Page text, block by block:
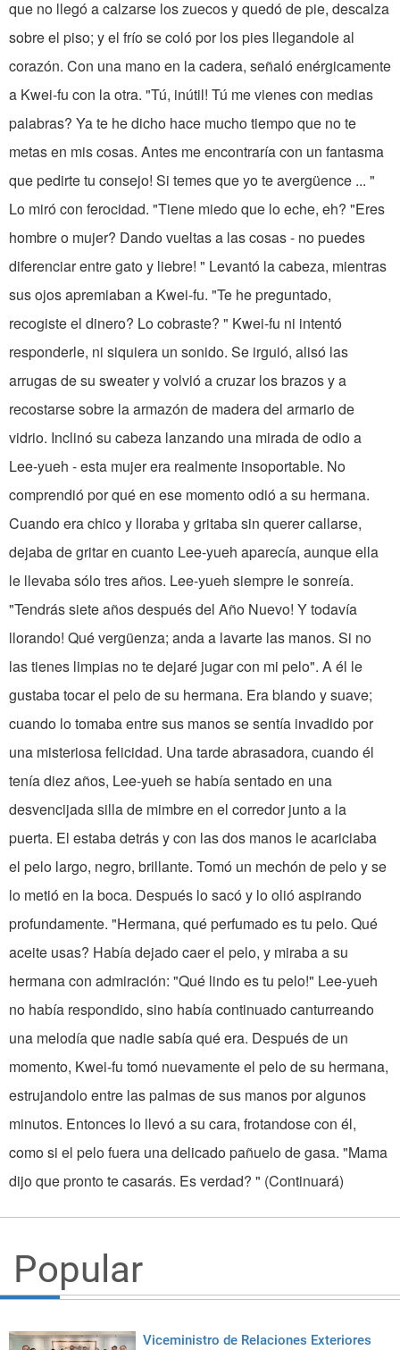
que no llegó a calzarse los zuecos y quedó de pie, descalza
sobre el piso; y el frío se coló por los pies llegandole al
corazón. Con una mano en la cadera, señaló enérgicamente
a Kwei-fu con la otra. "Tú, inútil! Tú me vienes con medias
palabras? Ya te he dicho hace mucho tiempo que no te
metas en mis cosas. Antes me encontraría con un fantasma
que pedirte tu consejo! Si temes que yo te avergüence ... "
Lo miró con ferocidad. "Tiene miedo que lo eche, eh? "Eres
hombre o mujer? Dando vueltas a las cosas - no puedes
diferenciar entre gato y liebre! " Levantó la cabeza, mientras
sus ojos apremiaban a Kwei-fu. "Te he preguntado,
recogiste el dinero? Lo cobraste? " Kwei-fu ni intentó
responderle, ni siquiera un sonido. Se irguió, alisó las
arrugas de su sweater y volvió a cruzar los brazos y a
recostarse sobre la armazón de madera del armario de
vidrio. Inclinó su cabeza lanzando una mirada de odio a
Lee-yueh - esta mujer era realmente insoportable. No
comprendió por qué en ese momento odió a su hermana.
Cuando era chico y lloraba y gritaba sin querer callarse,
dejaba de gritar en cuanto Lee-yueh aparecía, aunque ella
le llevaba sólo tres años. Lee-yueh siempre le sonreía.
"Tendrás siete años después del Año Nuevo! Y todavía
llorando! Qué vergüenza; anda a lavarte las manos. Si no
las tienes limpias no te dejaré jugar con mi pelo". A él le
gustaba tocar el pelo de su hermana. Era blando y suave;
cuando lo tomaba entre sus manos se sentía invadido por
una misteriosa felicidad. Una tarde abrasadora, cuando él
tenía diez años, Lee-yueh se había sentado en una
desvencijada silla de mimbre en el corredor junto a la
puerta. El estaba detrás y con las dos manos le acariciaba
el pelo largo, negro, brillante. Tomó un mechón de pelo y se
lo metió en la boca. Después lo sacó y lo olió aspirando
profundamente. "Hermana, qué perfumado es tu pelo. Qué
aceite usas? Había dejado caer el pelo, y miraba a su
hermana con admiración: "Qué lindo es tu pelo!" Lee-yueh
no había respondido, sino había continuado canturreando
una melodía que nadie sabía qué era. Después de un
momento, Kwei-fu tomó nuevamente el pelo de su hermana,
estrujandolo entre las palmas de sus manos por algunos
minutos. Entonces lo llevó a su cara, frotandose con él,
como si el pelo fuera una delicado pañuelo de gasa. "Mama
dijo que pronto te casarás. Es verdad? " (Continuará)
Popular
Viceministro de Relaciones Exteriores